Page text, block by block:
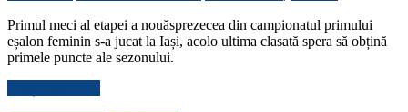
Primul meci al etapei a nouăsprezecea din campionatul primului
eșalon feminin s-a jucat la Iași, acolo ultima clasată spera să obțină
primele puncte ale sezonului.